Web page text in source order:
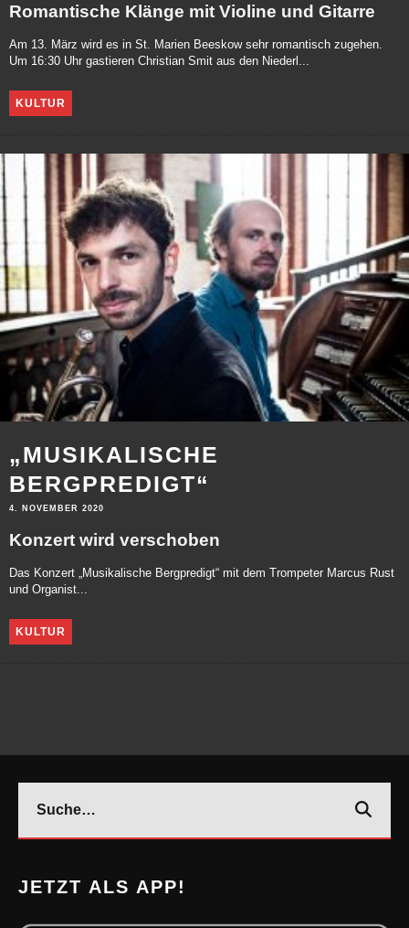
Romantische Klänge mit Violine und Gitarre
Am 13. März wird es in St. Marien Beeskow sehr romantisch zugehen.
Um 16:30 Uhr gastieren Christian Smit aus den Niederl...
KULTUR
„MUSIKALISCHE
BERGPREDIGT“
4. NOVEMBER 2020
Konzert wird verschoben
Das Konzert „Musikalische Bergpredigt“ mit dem Trompeter Marcus Rust
und Organist...
KULTUR
JETZT ALS APP!